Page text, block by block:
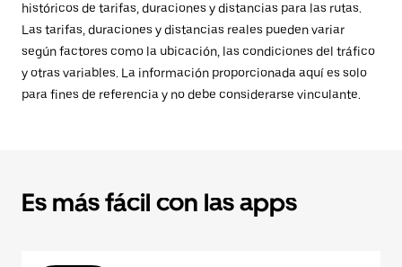
históricos de tarifas, duraciones y distancias para las rutas.
Las tarifas, duraciones y distancias reales pueden variar
según factores como la ubicación, las condiciones del tráfico
y otras variables. La información proporcionada aquí es solo
para fines de referencia y no debe considerarse vinculante.
Es más fácil con las apps